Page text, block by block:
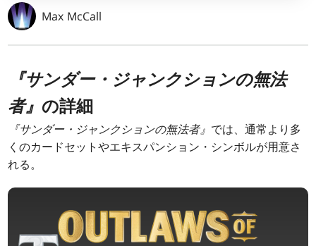
Max McCall
『サンダー・ジャンクションの無法
者』 の詳細
『サンダー・ジャンクションの無法者』 では、通常より多
くのカードセットやエキスパンション・シンボルが用意さ
れる。